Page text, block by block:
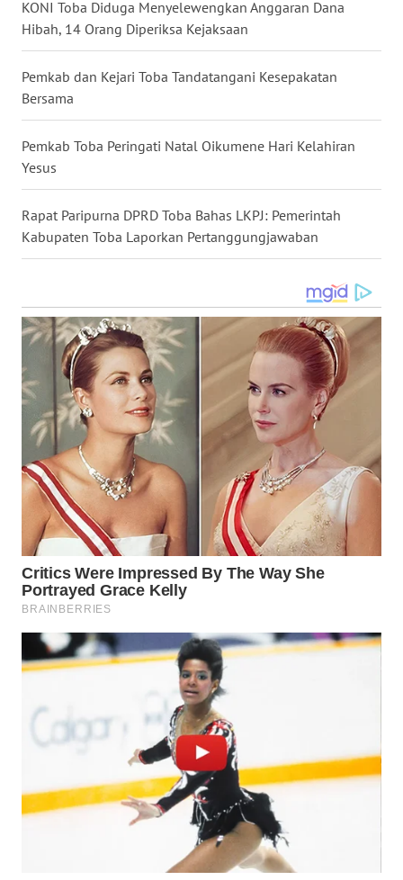
KONI Toba Diduga Menyelewengkan Anggaran Dana
Hibah, 14 Orang Diperiksa Kejaksaan
Pemkab dan Kejari Toba Tandatangani Kesepakatan
Bersama
Pemkab Toba Peringati Natal Oikumene Hari Kelahiran
Yesus
Rapat Paripurna DPRD Toba Bahas LKPJ: Pemerintah
Kabupaten Toba Laporkan Pertanggungjawaban
WN
KALBAR
WN
WN
KALTARA
KALSEL
WN
SULSEL
WN
GORONTALO
WN
SULUT
WN
MALUKU
WN
WN